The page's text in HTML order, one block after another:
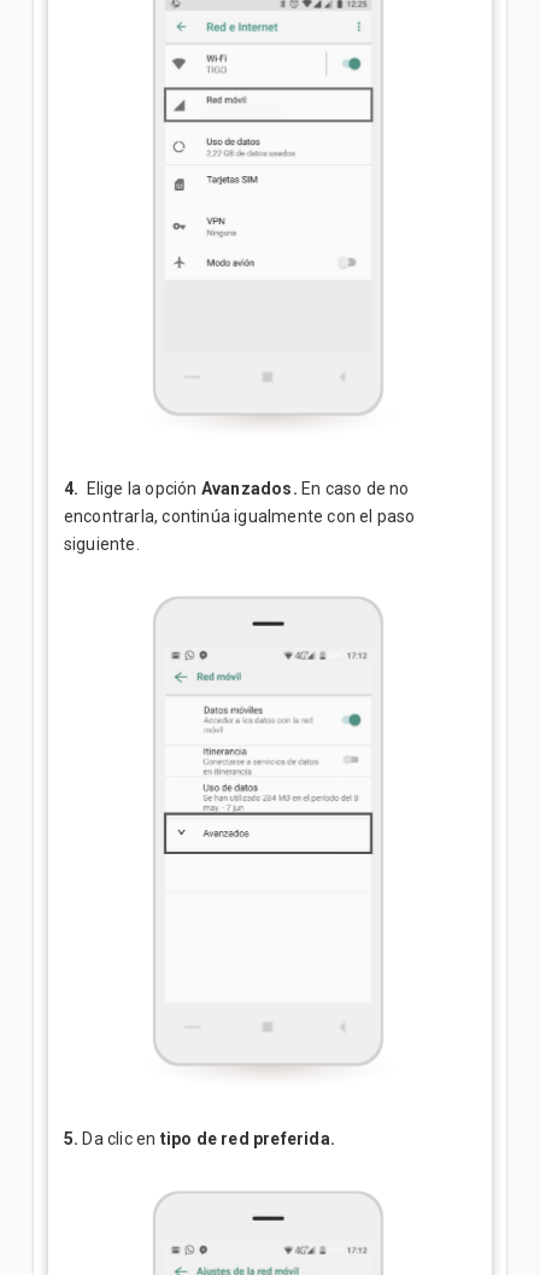
4. Elige la opción Avanzados. En caso de no
encontrarla, continúa igualmente con el paso
siguiente.
5. Da clic en tipo de red preferida.